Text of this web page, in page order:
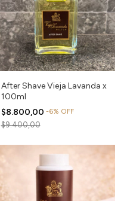
After Shave Vieja Lavanda x
100ml
$8.800,00 -6% OFF
$9.400,00